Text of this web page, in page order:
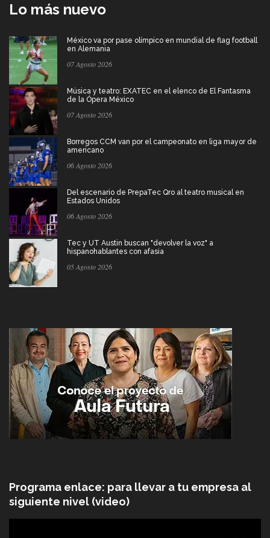
Lo más nuevo
México va por pase olímpico en mundial de flag football
en Alemania
07 Agosto 2026
Música y teatro: EXATEC en el elenco de El Fantasma
de la Ópera México
07 Agosto 2026
Borregos CCM van por el campeonato en liga mayor de
americano
06 Agosto 2026
Del escenario de PrepaTec Qro al teatro musical en
Estados Unidos
06 Agosto 2026
Tec y UT Austin buscan "devolver la voz" a
hispanohablantes con afasia
05 Agosto 2026
Programa enlace: para llevar a tu empresa al
siguiente nivel (video)